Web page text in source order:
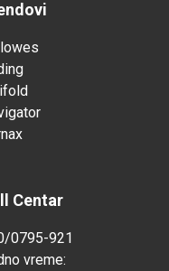
Centar
0795-921
vreme: